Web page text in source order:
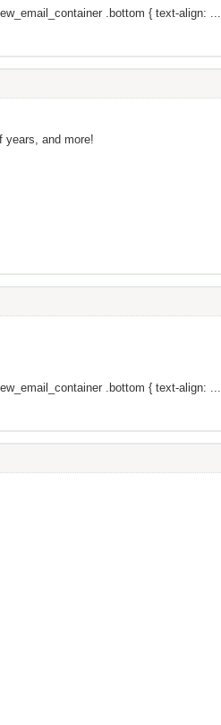
.bottom { text-align: ...
years, and more!
.bottom { text-align: ...